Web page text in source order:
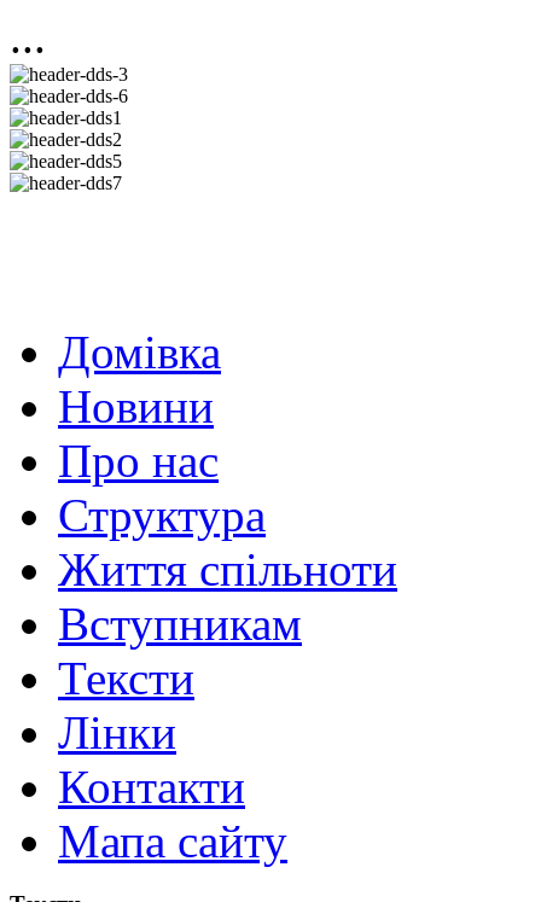
...
Домівка
Новини
Про нас
Структура
Життя спільноти
Вступникам
Тексти
Лінки
Контакти
Мапа сайту